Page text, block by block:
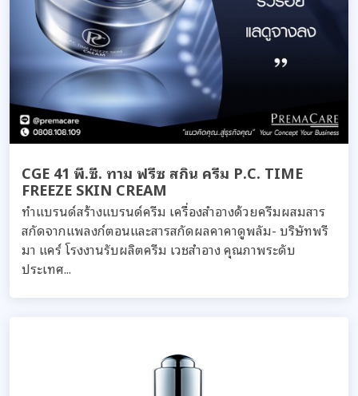
CGE 41 พี.ซี. ทาม ฟรีซ สกิน ครีม P.C. TIME
FREEZE SKIN CREAM
ทำแบรนด์สร้างแบรนด์ครีม เครื่องสำอางด้วยครีมผสมสาร
สกัดจากแพลงก์ตอนและสารสกัดผลคาคาดูพลัม- บริษัทพรี
มา แคร์ โรงงานรับผลิตครีม เวชสำอาง คุณภาพระดับ
ประเทศ...